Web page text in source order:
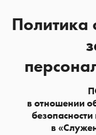
Политика
в отношении
в